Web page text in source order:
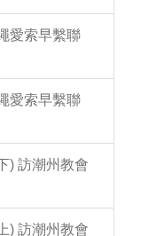
愛索早繫聯
愛索早繫聯
) 訪潮州教會
) 訪潮州教會